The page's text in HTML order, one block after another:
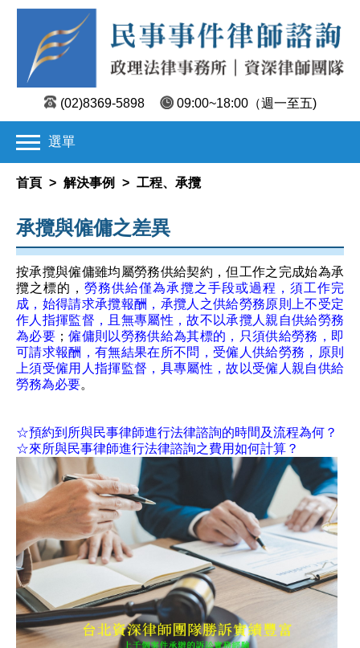
(02)8369-5898 09:00~18:00 （週一至五)
選單
首頁 > 解決事例 > 工程、承攬
承攬與僱傭之差異
按承攬與僱傭雖均屬勞務供給契約，但工作之完成始為承
攬之標的，勞務供給僅為承攬之手段或過程，須工作完
成，始得請求承攬報酬，承攬人之供給勞務原則上不受定
作人指揮監督，且無專屬性，故不以承攬人親自供給勞務
為必要 ； 僱傭則以勞務供給為其標的，只須供給勞務，即
可請求報酬，有無結果在所不問，受僱人供給勞務，原則
上須受僱用人指揮監督，具專屬性，故以受僱人親自供給
勞務為必要。
☆預約到所與民事律師進行法律諮詢的時間及流程為何？
☆來所與民事律師進行法律諮詢之費用如何計算？